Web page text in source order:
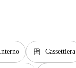
dresser Cassettiera